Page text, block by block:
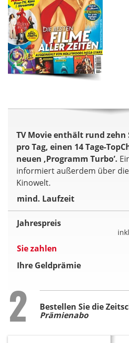
TV Movie enthält rund zehn
pro Tag, einen 14 Tage-
neuen ‚Programm Turbo’.
informiert außerdem über
Kinowelt.
mind. Laufzeit
Jahrespreis
Sie zahlen
Ihre Geldprämie
Step
2 Bestellen Sie die
Prämienabo